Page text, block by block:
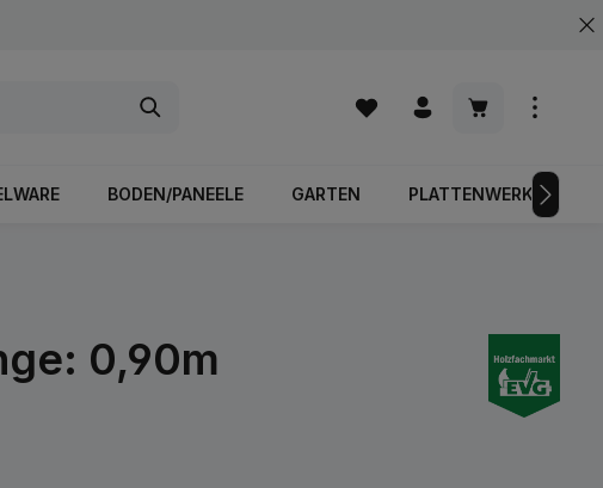
Warenkorb
BODEN/PANEELE GARTEN PLATTENWERKSTOFFE
0,90m